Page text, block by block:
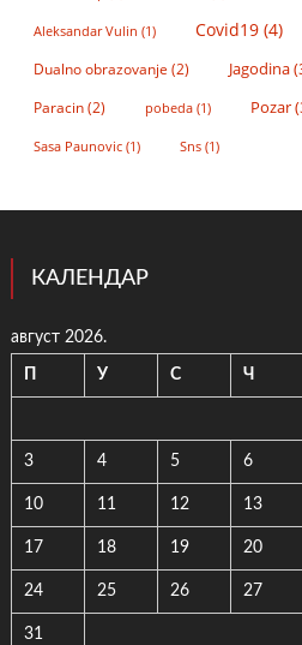
Aleksandar Vulin (1) Covid19(4)
Dualno obrazovanje (2) Jagodina
Paracin(2) pobeda(1) Pozar
Sasa Paunovic(1) Sns(1)
КАЛЕНДАР
август 2026.
П У С Ч
3 4 5 6
10 11 12 13
17 18 19 20
24 25 26 27
31